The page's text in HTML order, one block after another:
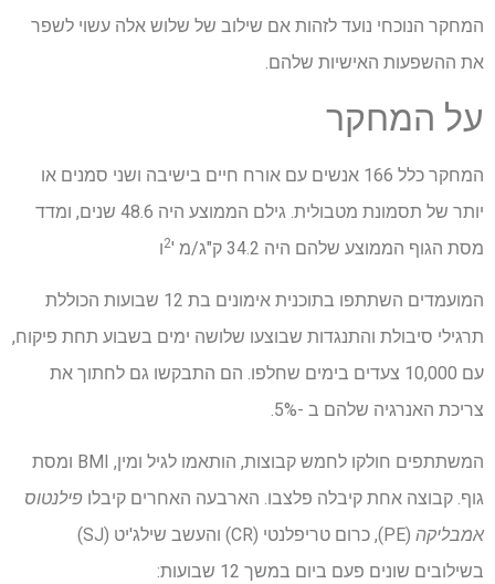
המחקר הנוכחי נועד לזהות אם שילוב של שלוש אלה עשוי לשפר
את ההשפעות האישיות שלהם.
על המחקר
המחקר כלל 166 אנשים עם אורח חיים בישיבה ושני סמנים או
יותר של תסמונת מטבולית. גילם הממוצע היה 48.6 שנים, ומדד
מסת הגוף הממוצע שלהם היה 34.2 ק"ג/מ '
2ו
המועמדים השתתפו בתוכנית אימונים בת 12 שבועות הכוללת
תרגילי סיבולת והתנגדות שבוצעו שלושה ימים בשבוע תחת פיקוח,
עם 10,000 צעדים בימים שחלפו. הם התבקשו גם לחתוך את
צריכת האנרגיה שלהם ב -5%.
המשתתפים חולקו לחמש קבוצות, הותאמו לגיל ומין, BMI ומסת
גוף. קבוצה אחת קיבלה פלצבו. הארבעה האחרים קיבלו פילנטוס
אמבליקה
(PE), כרום טריפלנטי (CR) והעשב שילג'יט (SJ)
בשילובים שונים פעם ביום במשך 12 שבועות: